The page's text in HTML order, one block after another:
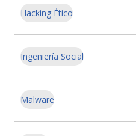
Hacking Ético
Ingeniería Social
Malware